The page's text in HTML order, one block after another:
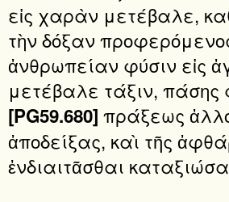
εἰς χαρὰν μετέβαλε,
τὴν δόξαν
ἀνθρωπείαν φύσιν εἰς
μετέβαλε τάξιν, πάσης
[PG59.680] πράξεως
ἀποδείξας, καὶ τῆς
ἐνδιαιτᾶσθαι